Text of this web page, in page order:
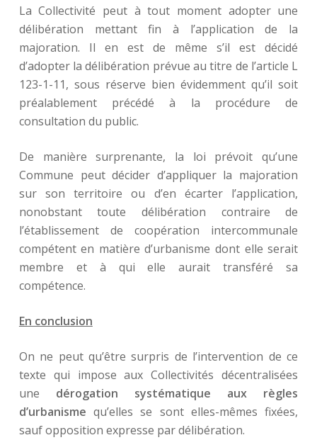
La Collectivité peut à tout moment adopter une
délibération mettant fin à l’application de la
majoration. Il en est de même s’il est décidé
d’adopter la délibération prévue au titre de l’article L
123-1-11, sous réserve bien évidemment qu’il soit
préalablement précédé à la procédure de
consultation du public.
De manière surprenante, la loi prévoit qu’une
Commune peut décider d’appliquer la majoration
sur son territoire ou d’en écarter l’application,
nonobstant toute délibération contraire de
l’établissement de coopération intercommunale
compétent en matière d’urbanisme dont elle serait
membre et à qui elle aurait transféré sa
compétence.
En conclusion
On ne peut qu’être surpris de l’intervention de ce
texte qui impose aux Collectivités décentralisées
une dérogation systématique aux règles
d’urbanisme qu’elles se sont elles-mêmes fixées,
sauf opposition expresse par délibération.